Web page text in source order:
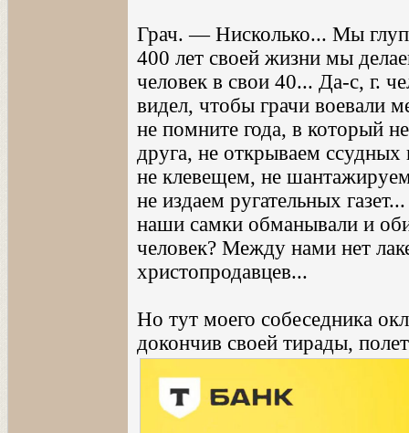
Грач. — Нисколько... Мы
400 лет своей жизни мы
человек в свои 40... Да-с, г.
видел, чтобы грачи воевали
не помните года, в который
друга, не открываем ссудных
не клевещем, не
не издаем ругательных
наши самки обманывали и
человек? Между нами нет
христопродавцев...
Но тут моего собеседника
докончив своей тирады,